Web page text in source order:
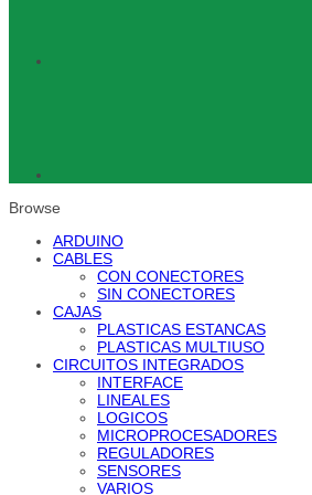
Browse
ARDUINO
CABLES
CON CONECTORES
SIN CONECTORES
CAJAS
PLASTICAS ESTANCAS
PLASTICAS MULTIUSO
CIRCUITOS INTEGRADOS
INTERFACE
LINEALES
LOGICOS
MICROPROCESADORES
REGULADORES
SENSORES
VARIOS